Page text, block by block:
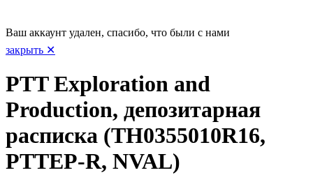
Ваш аккаунт удален, спасибо, что были с нами
закрыть ✕
PTT Exploration and
Production, депозитарная
расписка (TH0355010R16,
PTTEP-R, NVAL)